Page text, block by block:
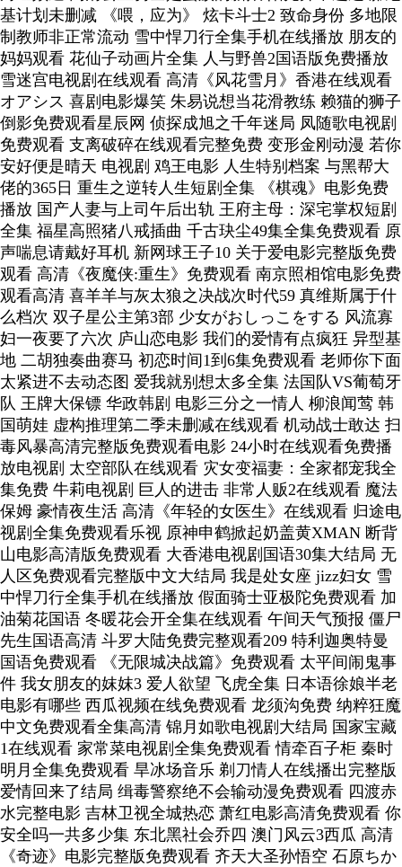
基计划未删减 《喂，应为》 炫卡斗士2 致命身份 多地限
制教师非正常流动 雪中悍刀行全集手机在线播放 朋友的
妈妈观看 花仙子动画片全集 人与野兽2国语版免费播放
雪迷宫电视剧在线观看 高清《风花雪月》香港在线观看
オアシス 喜剧电影爆笑 朱易说想当花滑教练 赖猫的狮子
倒影免费观看星辰网 侦探成旭之千年迷局 凤随歌电视剧
免费观看 支离破碎在线观看完整免费 变形金刚动漫 若你
安好便是晴天 电视剧 鸡王电影 人生特别档案 与黑帮大
佬的365日 重生之逆转人生短剧全集 《棋魂》电影免费
播放 国产人妻与上司午后出轨 王府主母：深宅掌权短剧
全集 福星高照猪八戒插曲 千古玦尘49集全集免费观看 原
声喘息请戴好耳机 新网球王子10 关于爱电影完整版免费
观看 高清《夜魔侠:重生》免费观看 南京照相馆电影免费
观看高清 喜羊羊与灰太狼之决战次时代59 真维斯属于什
么档次 双子星公主第3部 少女がおしっこをする 风流寡
妇一夜要了六次 庐山恋电影 我们的爱情有点疯狂 异型基
地 二胡独奏曲赛马 初恋时间1到6集免费观看 老师你下面
太紧进不去动态图 爱我就别想太多全集 法国队VS葡萄牙
队 王牌大保镖 华政韩剧 电影三分之一情人 柳浪闻莺 韩
国萌娃 虚构推理第二季未删减在线观看 机动战士敢达 扫
毒风暴高清完整版免费观看电影 24小时在线观看免费播
放电视剧 太空部队在线观看 灾女变福妻：全家都宠我全
集免费 牛莉电视剧 巨人的进击 非常人贩2在线观看 魔法
保姆 豪情夜生活 高清《年轻的女医生》在线观看 归途电
视剧全集免费观看乐视 原神申鹤掀起奶盖黄XMAN 断背
山电影高清版免费观看 大香港电视剧国语30集大结局 无
人区免费观看完整版中文大结局 我是处女座 jizz妇女 雪
中悍刀行全集手机在线播放 假面骑士亚极陀免费观看 加
油菊花国语 冬暖花会开全集在线观看 午间天气预报 僵尸
先生国语高清 斗罗大陆免费完整观看209 特利迦奥特曼
国语免费观看 《无限城决战篇》免费观看 太平间闹鬼事
件 我女朋友的妺妺3 爱人欲望 飞虎全集 日本语徐娘半老
电影有哪些 西瓜视频在线免费观看 龙须沟免费 纳粹狂魔
中文免费观看全集高清 锦月如歌电视剧大结局 国家宝藏
1在线观看 家常菜电视剧全集免费观看 情牵百子柜 秦时
明月全集免费观看 旱冰场音乐 剃刀情人在线播出完整版
爱情回来了结局 缉毒警察绝不会输动漫免费观看 四渡赤
水完整电影 吉林卫视全城热恋 萧红电影高清免费观看 你
安全吗一共多少集 东北黑社会乔四 澳门风云3西瓜 高清
《奇迹》电影完整版免费观看 齐天大圣孙悟空 石原ちか